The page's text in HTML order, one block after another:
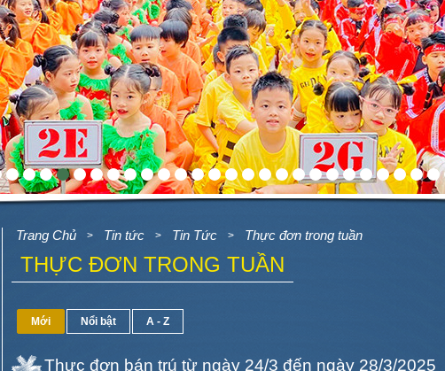
Trang Chủ > Tin tức > Tin Tức > Thực đơn trong tuần
THỰC ĐƠN TRONG TUẦN
Mới Nổi bật A - Z
Thực đơn bán trú từ ngày 24/3 đến ngày 28/3/2025